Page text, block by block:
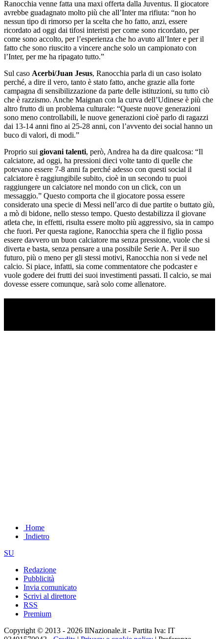
Ranocchia venne fatta una maxi offerta dalla Juventus. Il giocatore
avrebbe guadagnato molto più che all’Inter ma rifiuta: “non ho
nessun tipo di rimorso per la scelta che ho fatto, anzi, essere
ricordato ad oggi dai tifosi interisti per come sono ricordato, per
come sono accolto, per l’esperienza che ho avuto all’Inter e per il
fatto che sono riuscito a vincere anche solo un campionato con
l’Inter, per me ha ripagato tutto.”
Sul caso Acerbi/Juan Jesus, Ranocchia parla di un caso isolato
perché, a dire il vero, tanto è stato fatto, anche grazie alla forte
campagna di sensibilizzazione da parte delle istituzioni, su tutto ciò
che è razzismo. Anche Maignan con la curva dell’Udinese è più che
altro frutto di un problema culturale: “Queste nuove generazioni
sono meno controllabili, le nuove generazioni cioè parlo di ragazzi
dai 13-14 anni fino ai 25-28 anni, con l’avvento dei social hanno un
buco di valori, di modi.”
Proprio sui giovani talenti, però, Andrea ha da dire qualcosa: “Il
calciatore, ad oggi, ha pressioni dieci volte tanto di quelle che
potevano essere 7-8 anni fa perché adesso con questi social il
calciatore è raggiungibile subito, cioè in un secondo tu puoi
raggiungere un calciatore nel mondo con un click, con un
messaggio.” Questo comporta che il giocatore possa essere
considerato una specie di Messi nell’arco di due partite o buttato giù,
a mò di bidone, nello stesso tempo. Questo destabilizza il giovane
atleta che, in effetti, risulta essere molto più aggressivo, sia in campo
che fuori. Per questa ragione, Ranocchia spera che il figlio possa
essere davvero un buon calciatore ma senza pressione, vuole che si
diverta e basta, senza pensare a una possibile Serie A. Per il suo
futuro, più o meno per gli stessi motivi, Ranocchia non si vede nel
calcio. Si piace, infatti, sia come commentatore che podcaster e
vuole godere dei frutti dei suoi investimenti passati. Il calcio, se mai
dovesse essere comunque, sarà solo come allenatore.
Home
Indietro
SU
Redazione
Pubblicità
Invia comunicato
Scrivi al direttore
RSS
Premium
Copyright © 2013 - 2026 IlNazionale.it - Partita Iva: IT